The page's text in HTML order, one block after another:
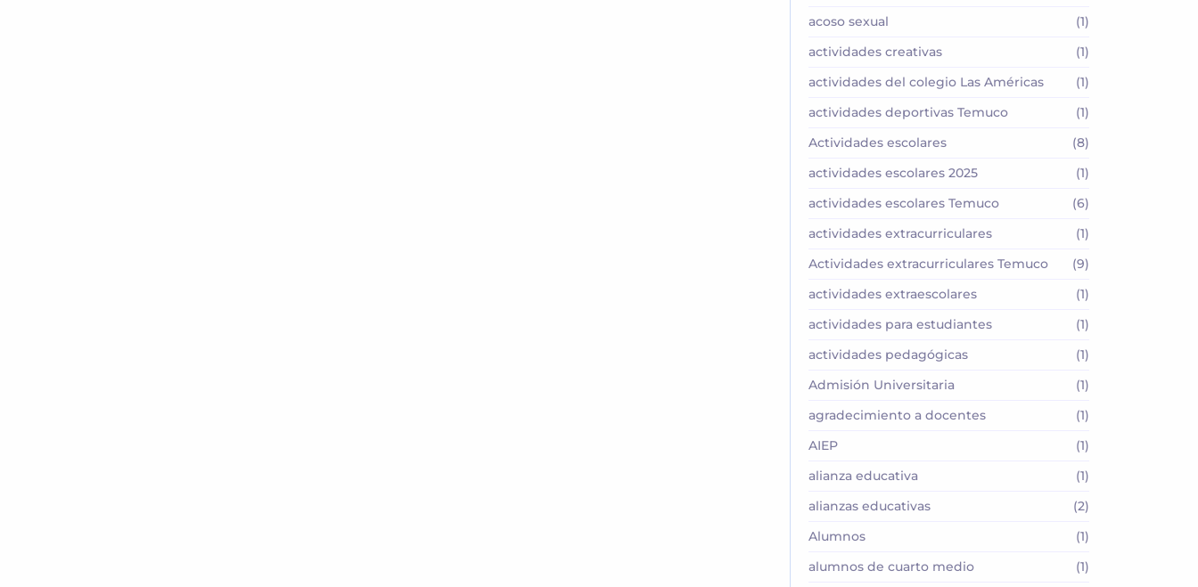
acoso sexual
(1)
actividades creativas
(1)
actividades del colegio Las Américas
(1)
actividades deportivas Temuco
(1)
Actividades escolares
(8)
actividades escolares 2025
(1)
actividades escolares Temuco
(6)
actividades extracurriculares
(1)
Actividades extracurriculares Temuco
(9)
actividades extraescolares
(1)
actividades para estudiantes
(1)
actividades pedagógicas
(1)
Admisión Universitaria
(1)
agradecimiento a docentes
(1)
AIEP
(1)
alianza educativa
(1)
alianzas educativas
(2)
Alumnos
(1)
alumnos de cuarto medio
(1)